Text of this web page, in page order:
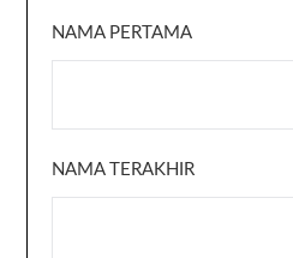
NAMA PERTAMA
NAMA TERAKHIR